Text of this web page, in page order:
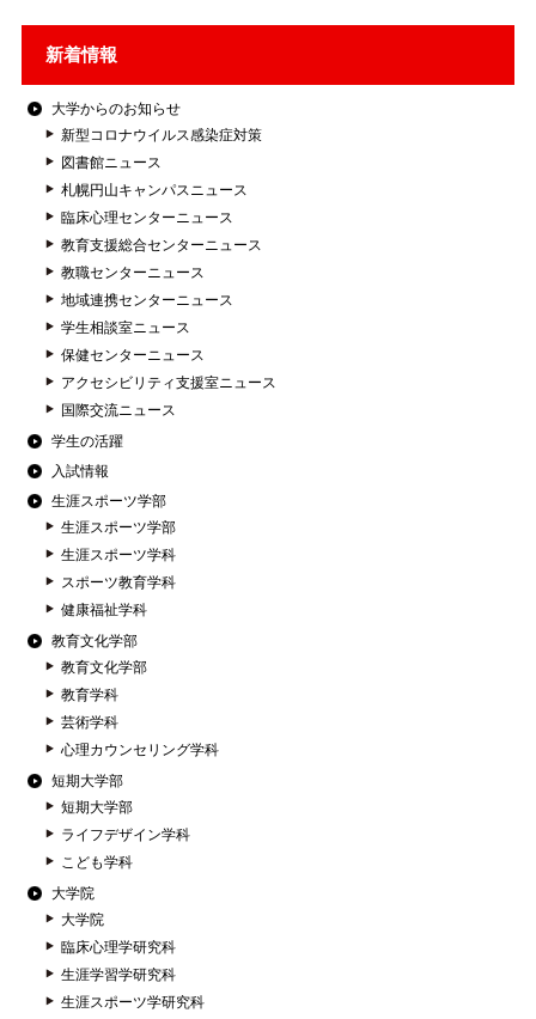
新着情報
大学からのお知らせ
新型コロナウイルス感染症対策
図書館ニュース
札幌円山キャンパスニュース
臨床心理センターニュース
教育支援総合センターニュース
教職センターニュース
地域連携センターニュース
学生相談室ニュース
保健センターニュース
アクセシビリティ支援室ニュース
国際交流ニュース
学生の活躍
入試情報
生涯スポーツ学部
生涯スポーツ学部
生涯スポーツ学科
スポーツ教育学科
健康福祉学科
教育文化学部
教育文化学部
教育学科
芸術学科
心理カウンセリング学科
短期大学部
短期大学部
ライフデザイン学科
こども学科
大学院
大学院
臨床心理学研究科
生涯学習学研究科
生涯スポーツ学研究科